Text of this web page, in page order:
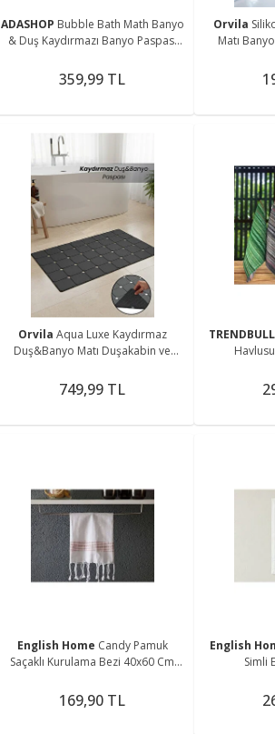
ADASHOP Bubble Bath Math Banyo
& Duş Kaydırmazı Banyo Paspası
359,99 TL
Orvila
Matı Banyo&Duş İçi Kaydırmaz
Orvila Aqua Luxe Kaydırmaz
Duş&Banyo Matı Duşakabin ve
749,99 TL
TRENDBULL
English Home Candy Pamuk
Saçaklı Kurulama Bezi 40x60 Cm
169,90 TL
English
Simli